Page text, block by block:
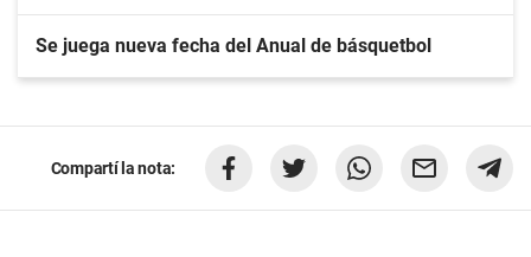
Se juega nueva fecha del Anual de básquetbol
Compartí la nota: